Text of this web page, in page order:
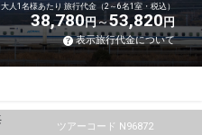
大人1名様あたり 旅行代金（2～6名1室・税込）
38,780円 53,820円
表示旅行代金について
ツアーコード N96872